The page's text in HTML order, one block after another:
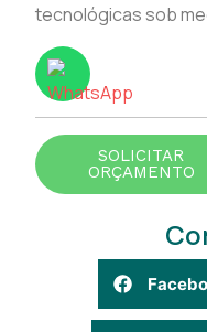
tecnológicas sob
SOLICITAR
ORÇAMENTO